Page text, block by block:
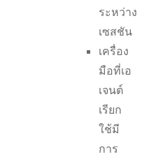
ระหว่าง
เซสชัน
เครื่อง
มือที่เอ
เจนต์
เรียก
ใช้มี
การ